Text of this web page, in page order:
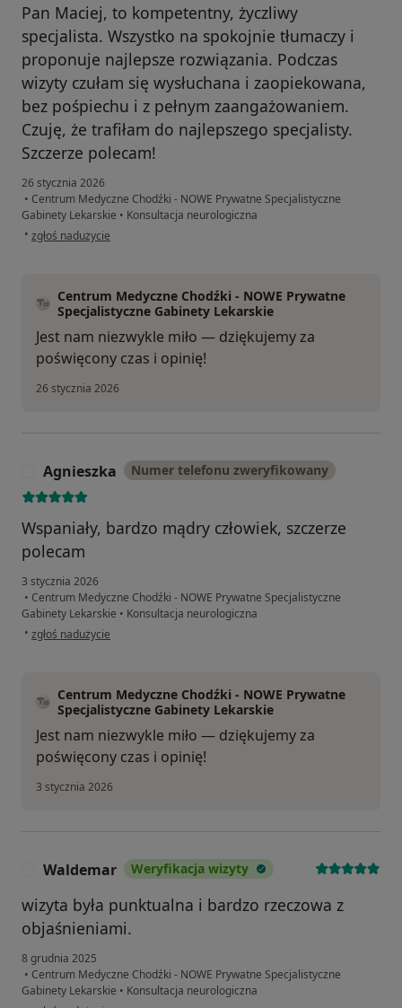
Pan Maciej, to kompetentny, życzliwy
specjalista. Wszystko na spokojnie tłumaczy i
proponuje najlepsze rozwiązania. Podczas
wizyty czułam się wysłuchana i zaopiekowana,
bez pośpiechu i z pełnym zaangażowaniem.
Czuję, że trafiłam do najlepszego specjalisty.
Szczerze polecam!
26 stycznia 2026
• Centrum Medyczne Chodźki - NOWE Prywatne Specjalistyczne
Gabinety Lekarskie • Konsultacja neurologiczna
• w opinii użytkownika Roksana Ż
zgłoś nadużycie
Centrum Medyczne Chodźki - NOWE Prywatne
Specjalistyczne Gabinety Lekarskie
Jest nam niezwykle miło — dziękujemy za
poświęcony czas i opinię!
26 stycznia 2026
Agnieszka Numer telefonu zweryfikowany
Wspaniały, bardzo mądry człowiek, szczerze
polecam
3 stycznia 2026
• Centrum Medyczne Chodźki - NOWE Prywatne Specjalistyczne
Gabinety Lekarskie • Konsultacja neurologiczna
• w opinii użytkownika Agnieszka
zgłoś nadużycie
Centrum Medyczne Chodźki - NOWE Prywatne
Specjalistyczne Gabinety Lekarskie
Jest nam niezwykle miło — dziękujemy za
poświęcony czas i opinię!
3 stycznia 2026
Waldemar Weryfikacja wizyty
wizyta była punktualna i bardzo rzeczowa z
objaśnieniami.
8 grudnia 2025
• Centrum Medyczne Chodźki - NOWE Prywatne Specjalistyczne
Gabinety Lekarskie • Konsultacja neurologiczna